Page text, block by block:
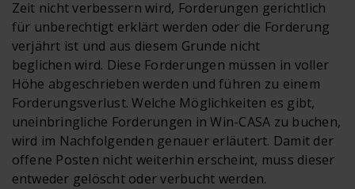
Zeit nicht verbessern wird, Forderungen gerichtlich
für unberechtigt erklärt werden oder die Forderung
verjährt ist und aus diesem Grunde nicht
beglichen wird. Diese Forderungen müssen in voller
Höhe abgeschrieben werden und führen zu einem
Forderungsverlust. Welche Möglichkeiten es gibt,
uneinbringliche Forderungen in Win-CASA zu buchen,
wird im Nachfolgenden genauer erläutert. Damit der
offene Posten nicht weiterhin erscheint, muss dieser
entweder gelöscht oder verbucht werden.